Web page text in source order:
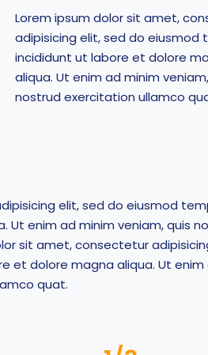
Lorem ipsum dolor sit amet,
adipisicing elit, sed do eiusmod
incididunt ut labore et dolore
aliqua. Ut enim ad minim
nostrud exercitation ullamco
elit, sed do eiusmod
enim ad minim veniam, quis
sit amet, consectetur
et dolore magna aliqua. Ut enim
quat.